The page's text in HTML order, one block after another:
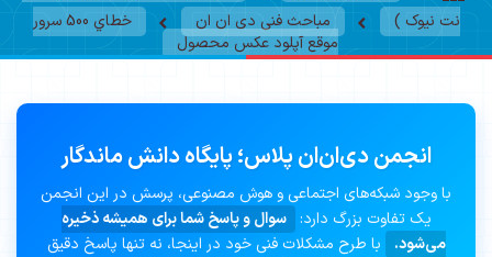
نت نیوک )
مباحث فنی دی ان ان
خطاي 500 سرور
موقع آپلود عکس محصول
انجمن دی‌ان‌ان پلاس؛ پایگاه دانش ماندگار
با وجود شبکه‌های اجتماعی و هوش مصنوعی، پرسش در این انجمن
یک تفاوت بزرگ دارد: سوال و پاسخ شما برای همیشه ذخیره
می‌شود.
با طرح مشکلات فنی خود در اینجا، نه تنها پاسخ دقیق